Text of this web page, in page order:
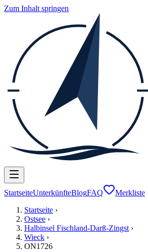
Zum Inhalt springen
StartseiteUnterkünfteBlogFAQ
Merkliste
Startseite ›
Ostsee ›
Halbinsel Fischland-Darß-Zingst ›
Wieck ›
ON1726